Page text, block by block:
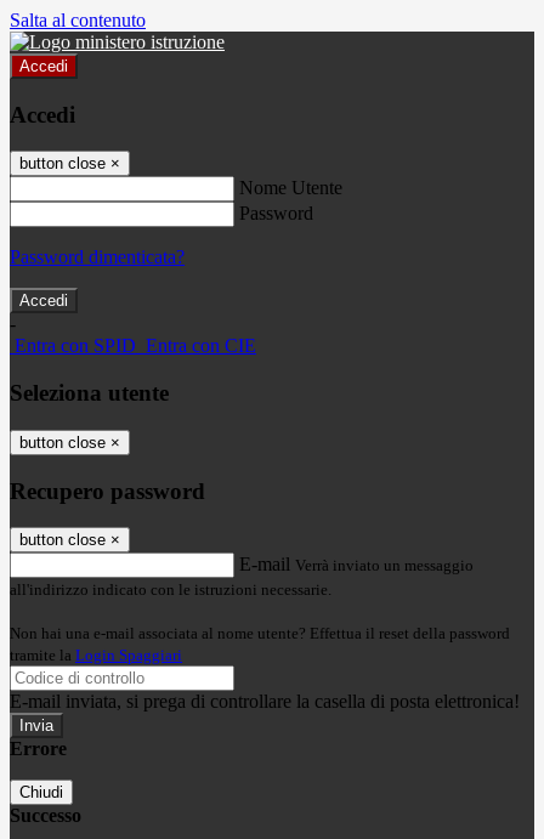
Salta al contenuto
Accedi
Accedi
button close ×
Nome Utente
Password
Password dimenticata?
-
Entra con SPID Entra con CIE
Seleziona utente
button close ×
Recupero password
button close ×
E-mail Verrà inviato un messaggio
all'indirizzo indicato con le istruzioni necessarie.
Non hai una e-mail associata al nome utente? Effettua il reset della password
tramite la Login Spaggiari
E-mail inviata, si prega di controllare la casella di posta elettronica!
Errore
Chiudi
Successo